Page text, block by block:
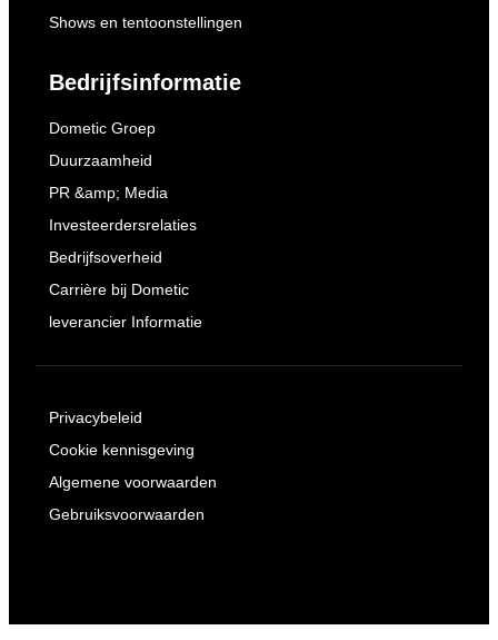
Shows en tentoonstellingen
Bedrijfsinformatie
Dometic Groep
Duurzaamheid
PR &amp; Media
Investeerdersrelaties
Bedrijfsoverheid
Carrière bij Dometic
leverancier Informatie
Privacybeleid
Cookie kennisgeving
Algemene voorwaarden
Gebruiksvoorwaarden